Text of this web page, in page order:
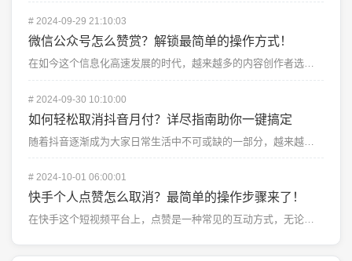
# 2024-09-29 21:10:03
微信公众号怎么赞赏？解锁最简单的操作方式！
在如今这个信息化高速发展的时代，越来越多的内容创作者选择通过微信公众号与广大读者分享他们的思想和见解...
# 2024-09-30 10:10:00
如何轻松取消抖音月付？详尽指南助你一键搞定
随着抖音逐渐成为大家日常生活中不可或缺的一部分，越来越多的用户选择开通抖音月付功能，以便享受更多的优...
# 2024-10-01 06:00:01
快手个人点赞怎么取消？最简单的操作步骤来了！
在快手这个短视频平台上，点赞是一种常见的互动方式，无论是表达对视频内容的喜爱，还是对创作者的支持，点...